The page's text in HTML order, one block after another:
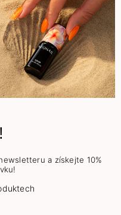
a získejte 10%